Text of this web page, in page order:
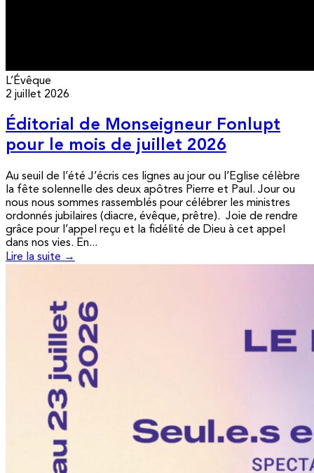
L’Évêque
2 juillet 2026
Éditorial de Monseigneur Fonlupt
pour le mois de juillet 2026
Au seuil de l’été J’écris ces lignes au jour ou l’Eglise célèbre
la fête solennelle des deux apôtres Pierre et Paul. Jour ou
nous nous sommes rassemblés pour célébrer les ministres
ordonnés jubilaires (diacre, évêque, prêtre). Joie de rendre
grâce pour l’appel reçu et la fidélité de Dieu à cet appel
dans nos vies. En...
Lire la suite →